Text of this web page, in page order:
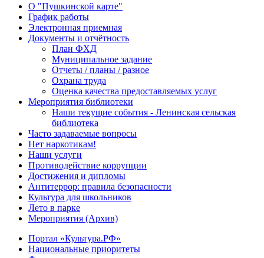
О "Пушкинской карте"
График работы
Электронная приемная
Документы и отчётность
План ФХД
Муниципальное задание
Отчеты / планы / разное
Охрана труда
Оценка качества предоставляемых услуг
Мероприятия библиотеки
Наши текущие события - Ленинская сельская
библиотека
Часто задаваемые вопросы
Нет наркотикам!
Наши услуги
Противодействие коррупции
Достижения и дипломы
Антитеррор: правила безопасности
Культура для школьников
Лето в парке
Мероприятия (Архив)
Портал «Культура.РФ»
Национальные приоритеты